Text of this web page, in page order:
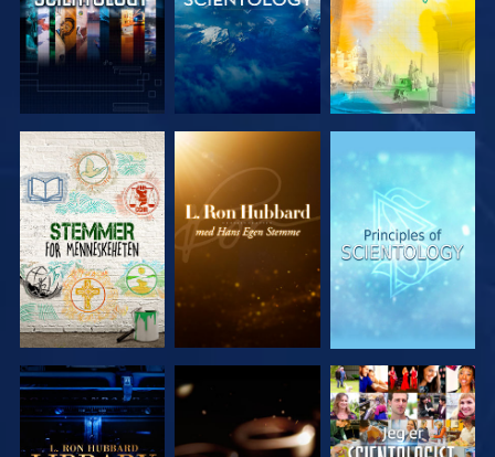
UTFORSK
SERIEN
UTFORSK
SERIEN
UTFORSK
SERIEN
UTFORSK
SERIEN
UTFORSK
SERIEN
SE